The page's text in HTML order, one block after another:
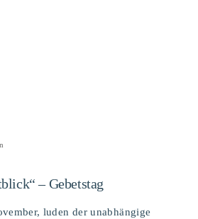
– Gebetstag
luden der unabhängige